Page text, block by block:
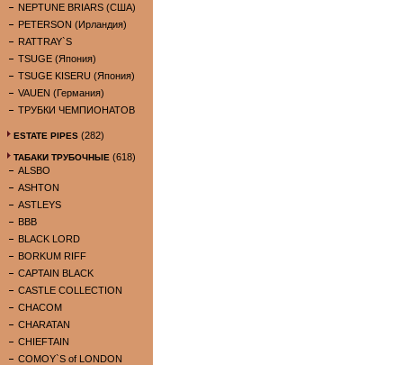
NEPTUNE BRIARS (США)
PETERSON (Ирландия)
RATTRAY`S
TSUGE (Япония)
TSUGE KISERU (Япония)
VAUEN (Германия)
ТРУБКИ ЧЕМПИОНАТОВ
ESTATE PIPES (282)
ТАБАКИ ТРУБОЧНЫЕ (618)
ALSBO
ASHTON
ASTLEYS
BBB
BLACK LORD
BORKUM RIFF
CAPTAIN BLACK
CASTLE COLLECTION
CHACOM
CHARATAN
CHIEFTAIN
COMOY`S of LONDON